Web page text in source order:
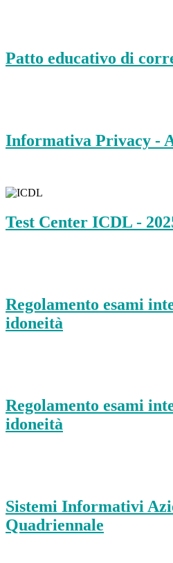
Patto educativo di
Informativa Privacy -
Test Center ICDL -
Regolamento esami
idoneità
Regolamento esami
idoneità
Sistemi Informativi
Quadriennale